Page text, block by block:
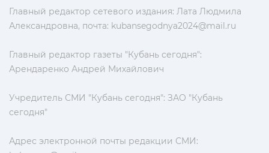
Главный редактор сетевого издания: Лата Людмила
Александровна, почта: kubansegodnya2024@mail.ru
Главный редактор газеты "Кубань сегодня":
Арендаренко Андрей Михайлович
Учредитель СМИ "Кубань сегодня": ЗАО "Кубань
сегодня"
Адрес электронной почты редакции СМИ: